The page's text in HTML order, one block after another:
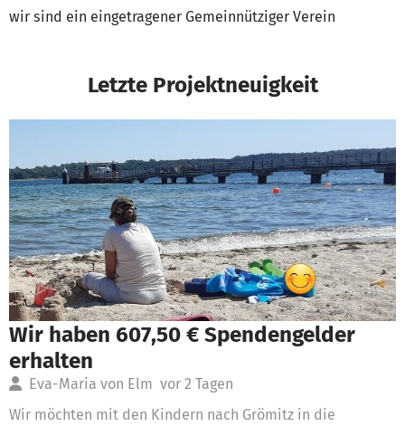
wir sind ein eingetragener Gemeinnütziger Verein
Letzte Projektneuigkeit
Wir haben 607,50 € Spendengelder
erhalten
Eva-Maria von Elm vor 2 Tagen
Wir möchten mit den Kindern nach Grömitz in die